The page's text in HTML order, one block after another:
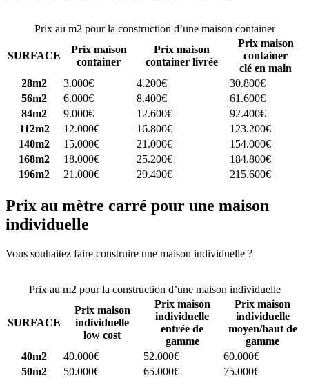
Prix au m2 pour la construction d’une maison container
SURFACE
Prix maison
container
Prix maison
container livrée
Prix maison
container
clé en main
28m2
3.000€ 4.200€
30.800€
56m2
6.000€ 8.400€
61.600€
84m2
9.000€ 12.600€
92.400€
112m2
12.000€ 16.800€
123.200€
140m2
15.000€ 21.000€
154.000€
168m2
18.000€ 25.200€
184.800€
196m2
21.000€ 29.400€ 215.600€
Prix au mètre carré pour une maison
individuelle
Vous souhaitez faire construire une maison individuelle ?
Prix au m2 pour la construction d’une maison individuelle
SURFACE
Prix maison
individuelle
low cost
Prix maison
individuelle
entrée de
gamme
Prix maison
individuelle
moyen/haut de
gamme
40m2
40.000€ 52.000€
60.000€
50m2
50.000€ 65.000€
75.000€